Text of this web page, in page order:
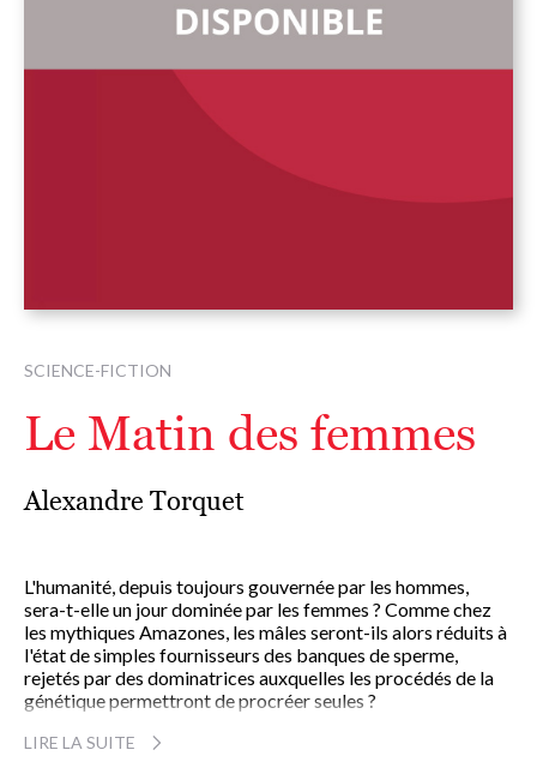
SCIENCE-FICTION
Le Matin des femmes
Alexandre Torquet
L'humanité, depuis toujours gouvernée par les hommes,
sera-t-elle un jour dominée par les femmes ? Comme chez
les mythiques Amazones, les mâles seront-ils alors réduits à
l'état de simples fournisseurs des banques de sperme,
rejetés par des dominatrices auxquelles les procédés de la
génétique permettront de procréer seules ?
C'est à partir des fantastiques avancées de la biologie et de
LIRE LA SUITE